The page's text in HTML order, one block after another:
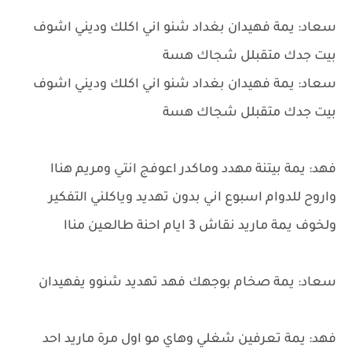
سعاد: يمة فهيدان بغداد شنو اني اكلك وديني اشوف
بيت جدك متقبلل شجاك هسة
سعاد: يمة فهيدان بغداد شنو اني اكلك وديني اشوف
بيت جدك متقبلل شجاك هسة
فهد: يمة بيتنة مهدد وماكدر اعوفج انتي ومريم هناا
واروح للدوام اسبوع اني بدون تهديد وياكلني التفكير
ولخوف يمة ماريد نقاش 3 ايام احنة طالعين مناا
سعاد: يمة صخام بوجهك فهد تهديد شنوو يفهيدان
فهد: يمة تعرفين شغلي وهاي مو اول مرة ماريد احد